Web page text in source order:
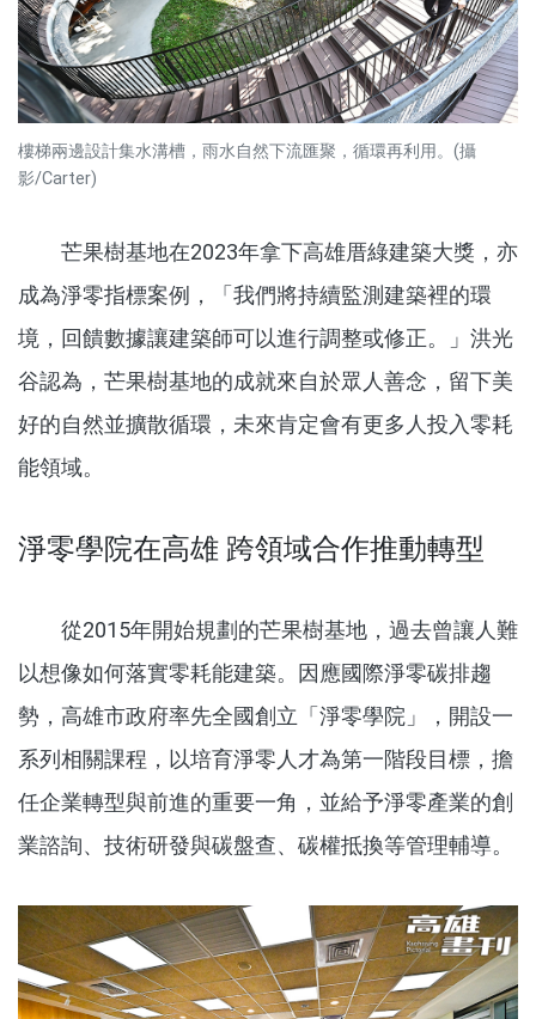
樓梯兩邊設計集水溝槽，雨水自然下流匯聚，循環再利用。(攝
影/Carter)
芒果樹基地在2023年拿下高雄厝綠建築大獎，亦
成為淨零指標案例，「我們將持續監測建築裡的環
境，回饋數據讓建築師可以進行調整或修正。」洪光
谷認為，芒果樹基地的成就來自於眾人善念，留下美
好的自然並擴散循環，未來肯定會有更多人投入零耗
能領域。
淨零學院在高雄 跨領域合作推動轉型
從2015年開始規劃的芒果樹基地，過去曾讓人難
以想像如何落實零耗能建築。因應國際淨零碳排趨
勢，高雄市政府率先全國創立「淨零學院」，開設一
系列相關課程，以培育淨零人才為第一階段目標，擔
任企業轉型與前進的重要一角，並給予淨零產業的創
業諮詢、技術研發與碳盤查、碳權抵換等管理輔導。